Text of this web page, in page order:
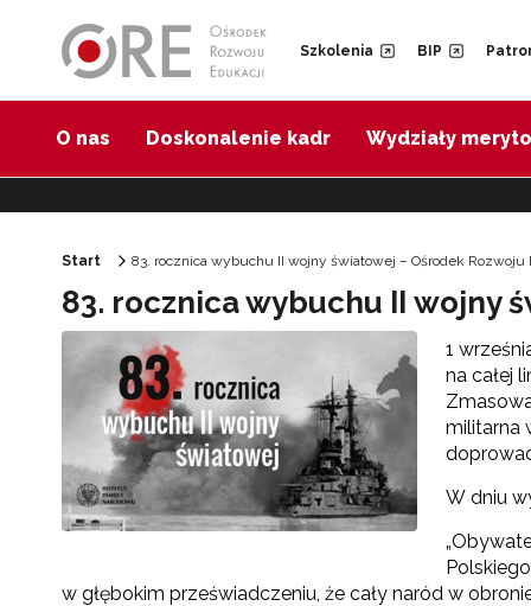
Szkolenia BIP
O nas Doskonalenie kadr Wydziały
Start 83. rocznica wybuchu II wojny światowej – Ośrodek Rozwoju
83. rocznica wybuchu II wojny
1
na całej
militarna
W dniu
w głębokim przeświadczeniu, że cały naród w